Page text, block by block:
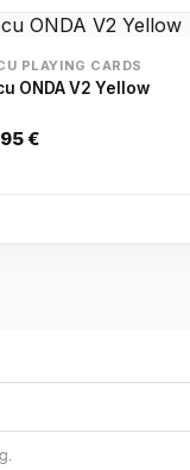
PLAYING CARDS
ONDA V2 Yellow
€